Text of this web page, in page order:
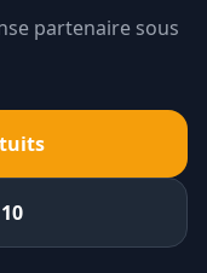
partenaire sous